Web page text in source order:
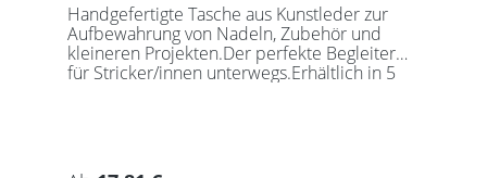
Handgefertigte Tasche aus Kunstleder zur
Aufbewahrung von Nadeln, Zubehör und
kleineren Projekten.Der perfekte Begleiter
für Stricker/innen unterwegs.Erhältlich in 5